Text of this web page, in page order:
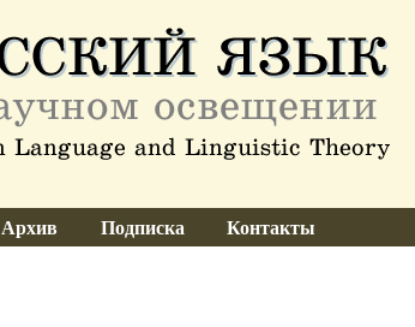
Архив Подписка Контакты